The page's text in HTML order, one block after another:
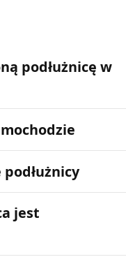
podłużnicę w
jest